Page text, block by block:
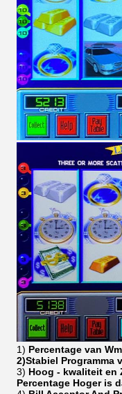
1) Percentage van
2)Stabiel Programma
3) Hoog - kwaliteit en
Percentage Hoger is